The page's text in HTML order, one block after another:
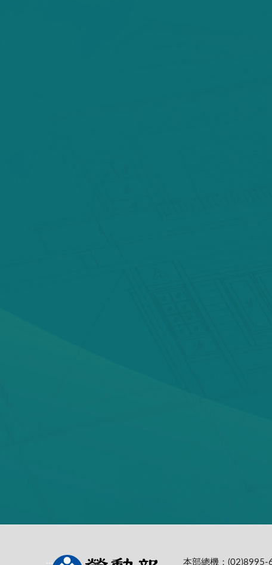
本部總機：(02)8995-